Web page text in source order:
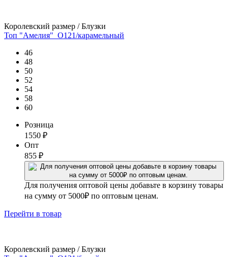
Королевский размер / Блузки
Топ "Амелия"_О121/карамельный
46
48
50
52
54
58
60
Розница
1550 ₽
Опт
855 ₽
Для получения оптовой цены добавьте в корзину товары
на сумму от 5000₽ по оптовым ценам.
Перейти в товар
Королевский размер / Блузки